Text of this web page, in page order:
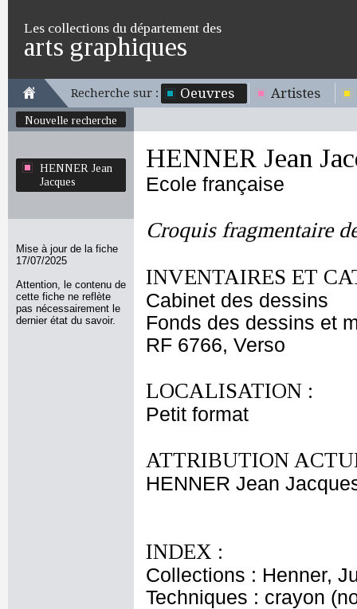
Les collections du département des
arts graphiques
Recherche sur : Oeuvres Artistes
Nouvelle recherche
HENNER Jean
Jacques
Mise à jour de la fiche
17/07/2025
Attention, le contenu de
cette fiche ne reflète
pas nécessairement le
dernier état du savoir.
HENNER Jean
Ecole française
Croquis fragmentaire
INVENTAIRES ET
Cabinet des dessins
Fonds des dessins et
RF 6766, Verso
LOCALISATION :
Petit format
ATTRIBUTION
HENNER Jean
INDEX :
Collections : Henner,
Techniques : crayon